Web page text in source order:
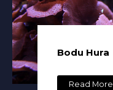
Bodu Hura
Read More